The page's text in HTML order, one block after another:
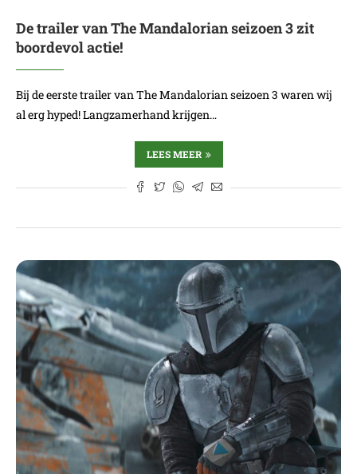
De trailer van The Mandalorian seizoen 3 zit
boordevol actie!
Bij de eerste trailer van The Mandalorian seizoen 3 waren wij
al erg hyped! Langzamerhand krijgen…
LEES MEER